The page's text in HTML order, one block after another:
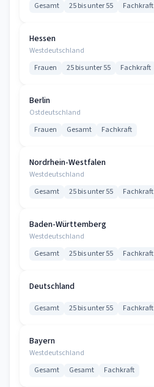
Gesamt 25 bis unter 55 Fachkraft
Hessen
Westdeutschland
Frauen 25 bis unter 55 Fachkraft
Berlin
Ostdeutschland
Frauen Gesamt Fachkraft
Nordrhein-Westfalen
Westdeutschland
Gesamt 25 bis unter 55 Fachkraft
Baden-Württemberg
Westdeutschland
Gesamt 25 bis unter 55 Fachkraft
Deutschland
Gesamt 25 bis unter 55 Fachkraft
Bayern
Westdeutschland
Gesamt Gesamt Fachkraft